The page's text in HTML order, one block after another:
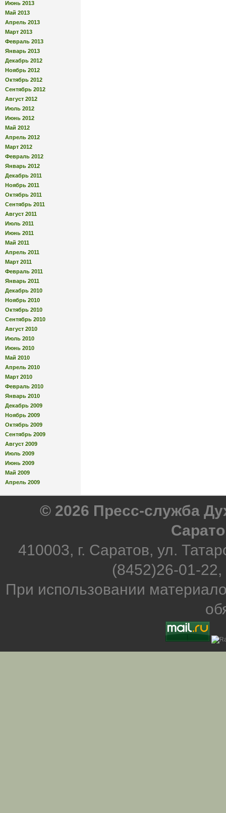
Июнь 2013
Май 2013
Апрель 2013
Март 2013
Февраль 2013
Январь 2013
Декабрь 2012
Ноябрь 2012
Октябрь 2012
Сентябрь 2012
Август 2012
Июль 2012
Июнь 2012
Май 2012
Апрель 2012
Март 2012
Февраль 2012
Январь 2012
Декабрь 2011
Ноябрь 2011
Октябрь 2011
Сентябрь 2011
Август 2011
Июль 2011
Июнь 2011
Май 2011
Апрель 2011
Март 2011
Февраль 2011
Январь 2011
Декабрь 2010
Ноябрь 2010
Октябрь 2010
Сентябрь 2010
Август 2010
Июль 2010
Июнь 2010
Май 2010
Апрель 2010
Март 2010
Февраль 2010
Январь 2010
Декабрь 2009
Ноябрь 2009
Октябрь 2009
Сентябрь 2009
Август 2009
Июль 2009
Июнь 2009
Май 2009
Апрель 2009
© 2026 Пресс-служба
410003, г. Саратов, ул.
(8452)26-01-
При использовании